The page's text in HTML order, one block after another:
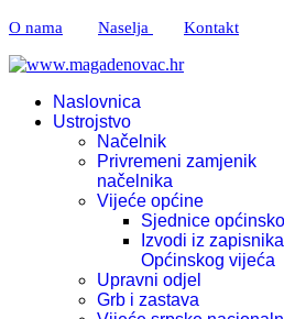
O nama Naselja Kontakt
Naslovnica
Ustrojstvo
Načelnik
Privremeni zamjenik
načelnika
Vijeće općine
Sjednice
Izvodi iz
Općinskog vijeća
Upravni odjel
Grb i zastava